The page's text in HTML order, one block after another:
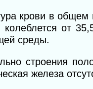
крови в
колеблется от
среды.
строения
железа